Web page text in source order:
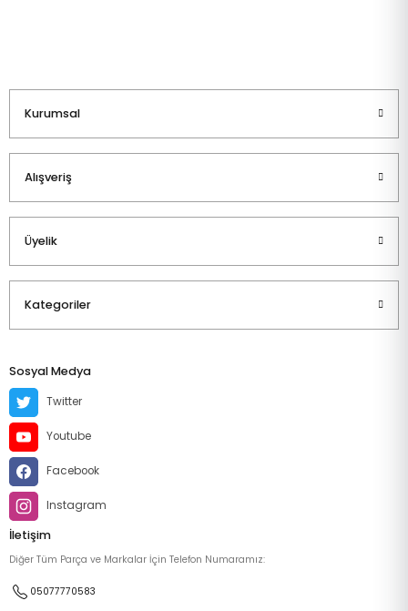
Kurumsal
Alışveriş
Üyelik
Kategoriler
Sosyal Medya
Twitter
Youtube
Facebook
Instagram
İletişim
Diğer Tüm Parça ve Markalar İçin Telefon Numaramız:
05077770583